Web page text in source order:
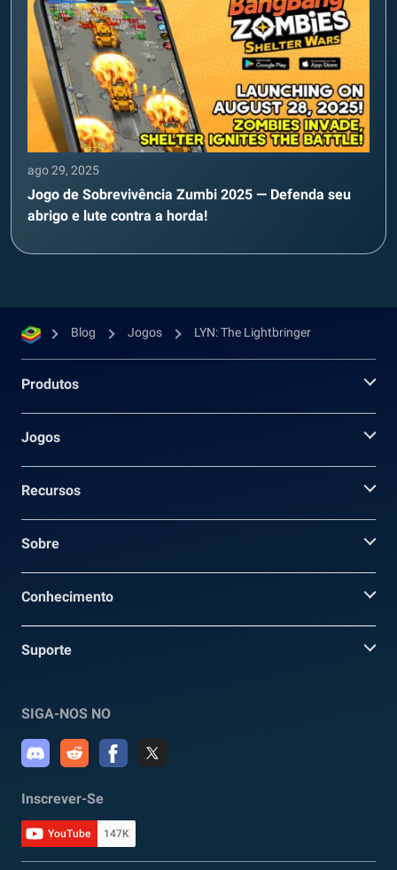
ago 29, 2025
Jogo de Sobrevivência Zumbi 2025 — Defenda seu
abrigo e lute contra a horda!
Blog Jogos LYN: The Lightbringer
Produtos
Jogos
Recursos
Sobre
Conhecimento
Suporte
SIGA-NOS NO
Inscrever-Se
YouTube 147K